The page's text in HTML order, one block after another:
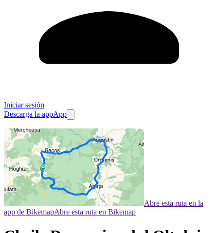
Iniciar sesión
Descarga la appApp
Abre esta ruta en la
app de BikemapAbre esta ruta en Bikemap